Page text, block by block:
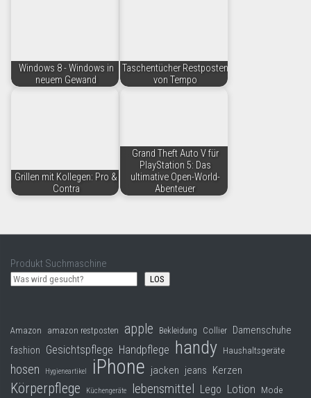
Windows 8 - Windows in
neuem Gewand
Taschentücher Restposten
von Tempo
Grillen mit Kollegen: Pro &
Contra
Grand Theft Auto V für
PlayStation 5: Das
ultimative Open-World-
Abenteuer
Produkt Suchmaschine
LOS
Amazon amazon restposten apple Bekleidung Collier Damenschuhe
fashion Gesichtspflege Handpflege handy Haushaltsgeräte
hosen Hygieneartikel iPhone jacken jeans Kerzen
Körperpflege Küchengeräte lebensmittel Lego Lotion Mode